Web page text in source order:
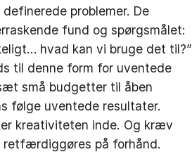
problemer. De
fund og spørgsmålet:
hvad kan vi bruge det til?”
til denne form for uventede
små budgetter til åben
følge uventede resultater.
kreativiteten inde. Og kræv
retfærdiggøres på forhånd.